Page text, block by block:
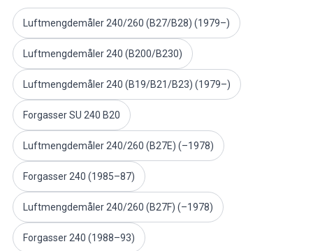
PV/Duett Kjølesystem
PV/Duett Motordeler
Øvrig PV/Duett
PV/Duett Motorregulering
PV/Duett Varme/Friskluftsanlegg
PV/Duett Dekk/felg/navkapsler
Reservedeler til Amazon
Amazon Karosseri
Amazon Bremsesystem
Amazon Kjølesystem
Amazon Elektrisk Anlegg
Amazon motordeler
Amazon motorregulering
Amazon drivstoff-/eksosanlegg
Amazon Forvogn
Luftmengdemåler 240/260 (B27/B28) (1979–)
Luftmengdemåler 240 (B200/B230)
Luftmengdemåler 240 (B19/B21/B23) (1979–)
Forgasser SU 240 B20
Luftmengdemåler 240/260 (B27E) (–1978)
Forgasser 240 (1985–87)
Luftmengdemåler 240/260 (B27F) (–1978)
Forgasser 240 (1988–93)